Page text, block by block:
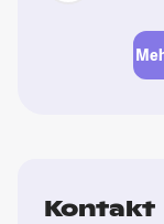
Kontakt